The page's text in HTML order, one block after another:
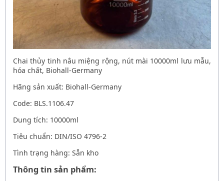
Chai thủy tinh nâu miệng rộng, nút mài 10000ml lưu mẫu,
hóa chất, Biohall-Germany
Hãng sản xuất: Biohall-Germany
Code: BLS.1106.47
Dung tích: 10000ml
Tiêu chuẩn: DIN/ISO 4796-2
Tình trạng hàng: Sẵn kho
Thông tin sản phẩm: